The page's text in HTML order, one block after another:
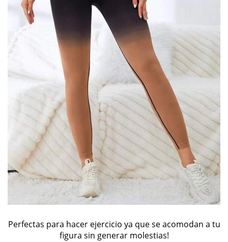
Perfectas para hacer ejercicio ya que se acomodan a tu
figura sin generar molestias!